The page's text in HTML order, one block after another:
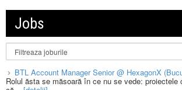
Jobs
BTL Account Manager Senior @ HexagonX
Rolul ăsta se măsoară în ce nu se vede: proiectele